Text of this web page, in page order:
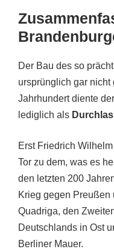
Der Bau des so
ursprünglich gar nicht
Jahrhundert diente
lediglich als
Erst Friedrich
Tor zu dem, was es
den letzten 200
Krieg gegen Preußen
Quadriga, den
Deutschlands in Ost
Berliner Mauer.